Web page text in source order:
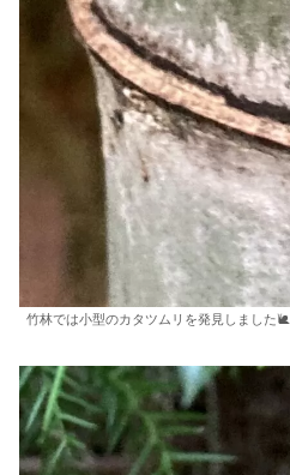
竹林では小型のカタツムリを発見しました🐌